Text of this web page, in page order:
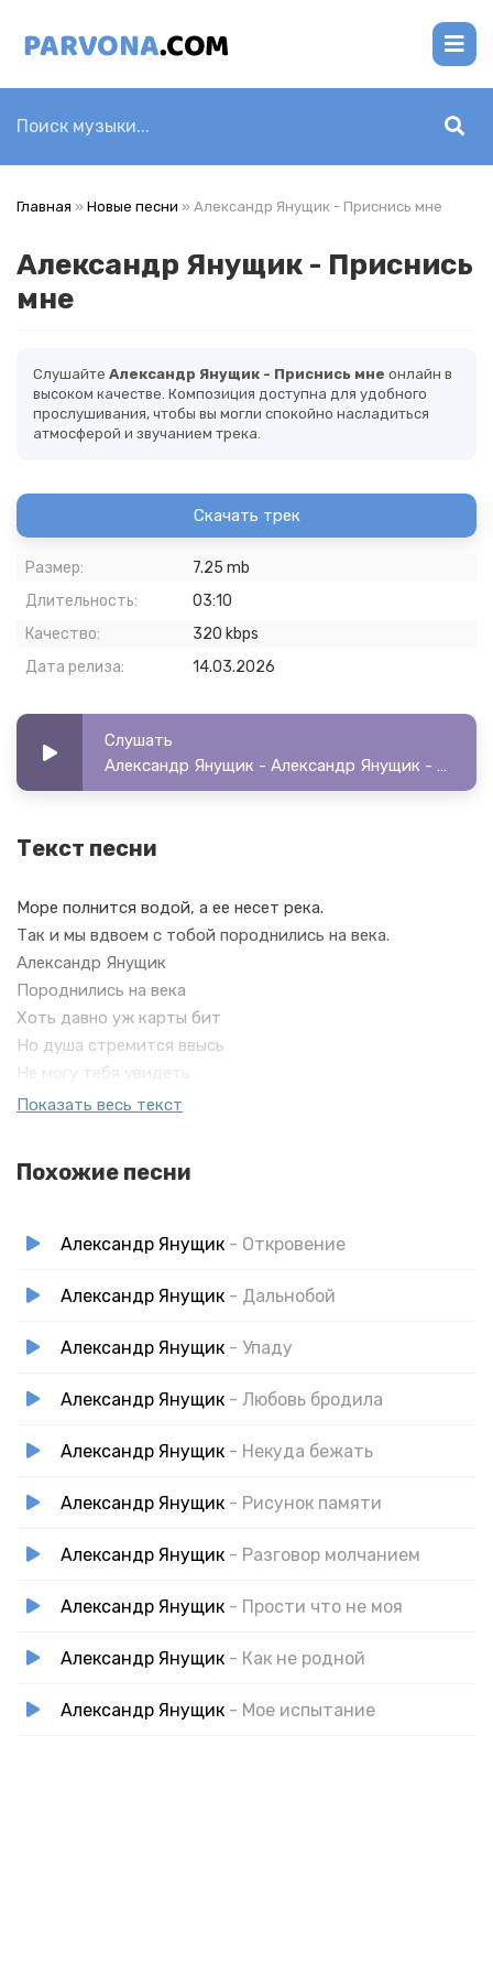
Главная » Новые песни » Александр Янущик - Приснись мне
Александр Янущик - Приснись
мне
Слушайте Александр Янущик - Приснись мне онлайн в
высоком качестве. Композиция доступна для удобного
прослушивания, чтобы вы могли спокойно насладиться
атмосферой и звучанием трека.
Скачать трек
Размер:
7.25 mb
Длительность:
03:10
Качество:
320 kbps
Дата релиза:
14.03.2026
Слушать
Александр Янущик - Александр Янущик - Приснись мне
Текст песни
Море полнится водой, а ее несет река.
Так и мы вдвоем с тобой породнились на века.
Александр Янущик
Породнились на века
Хоть давно уж карты бит
Но душа стремится ввысь
Не могу тебя увидеть
Не могу тебя увидеть
Показать весь текст
Похожие песни
Александр Янущик - Откровение
Александр Янущик - Дальнобой
Александр Янущик - Упаду
Александр Янущик - Любовь бродила
Александр Янущик - Некуда бежать
Александр Янущик - Рисунок памяти
Александр Янущик - Разговор молчанием
Александр Янущик - Прости что не моя
Александр Янущик - Как не родной
Александр Янущик - Мое испытание